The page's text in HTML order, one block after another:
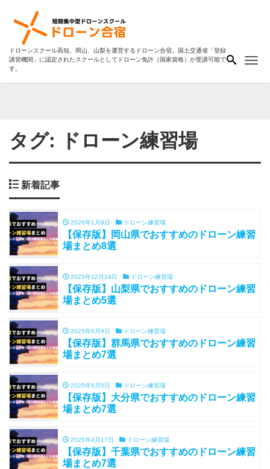
ドローンスクール高知、岡山、山梨を運営するドローン合宿。国土交通省「登録
講習機関」に認定されたスクールとしてドローン免許（国家資格）が受講可能で
す。
タグ: ドローン練習場
新着記事
2026年1月9日 ドローン練習場
【保存版】岡山県でおすすめのドローン練習
場まとめ8選
2025年12月24日 ドローン練習場
【保存版】山梨県でおすすめのドローン練習
場まとめ5選
2025年6月9日 ドローン練習場
【保存版】群馬県でおすすめのドローン練習
場まとめ7選
2025年6月5日 ドローン練習場
【保存版】大分県でおすすめのドローン練習
場まとめ7選
2025年4月17日 ドローン練習場
【保存版】千葉県でおすすめのドローン練習
場まとめ7選